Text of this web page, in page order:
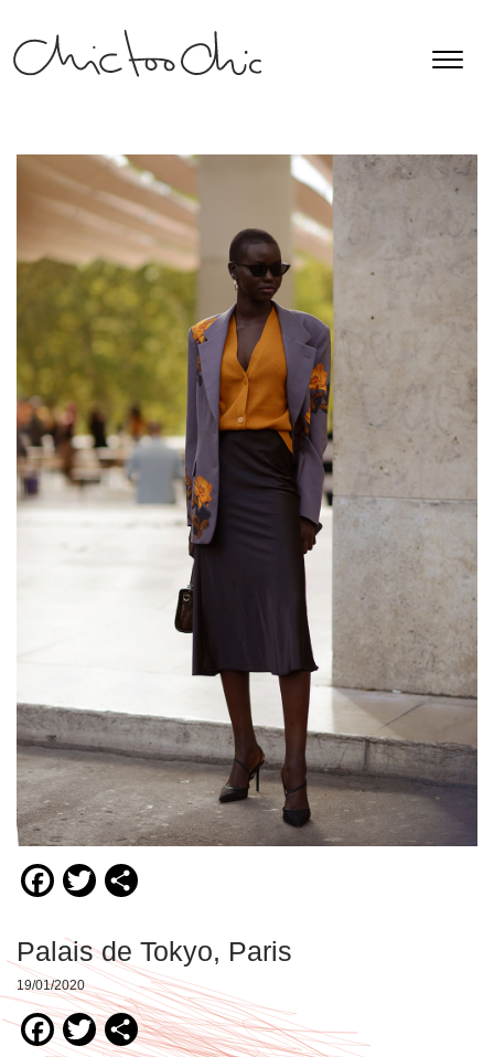
Facebook
Twitter
Palais de Tokyo, Paris
19/01/2020
Facebook
TwitterCompartir